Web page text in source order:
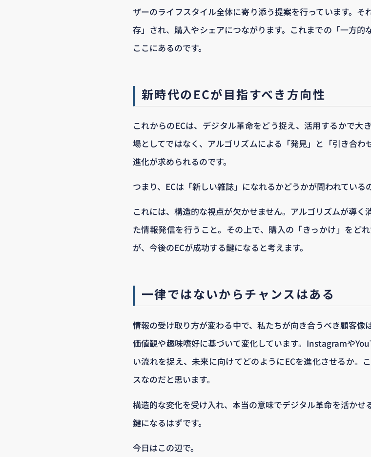
ザーのライフスタイル全体に寄り添う提案を行っています。
存」され、購入やシェアにつながります。これまでの「一方
ここにあるのです。
新時代のECが目指すべき方向性
これからのECは、デジタル革命をどう捉え、活用するかで大
場としてではなく、アルゴリズムによる「発見」と「引き合
進化が求められるのです。
つまり、ECは「新しい雑誌」になれるかどうかが問われている
これには、構造的な視点が欠かせません。アルゴリズムが導
た情報発信を行うこと。その上で、購入の「きっかけ」をど
が、今後のECが成功する鍵になると考えます。
一律ではないからチャンスはある
情報の受け取り方が変わる中で、私たちが向き合うべき顧客
価値観や趣味嗜好に基づいて変化しています。Instagramや
い流れを捉え、未来に向けてどのようにECを進化させるか。
スなのだと思います。
構造的な変化を受け入れ、本当の意味でデジタル革命を活かせ
鍵になるはずです。
今日はこの辺で。